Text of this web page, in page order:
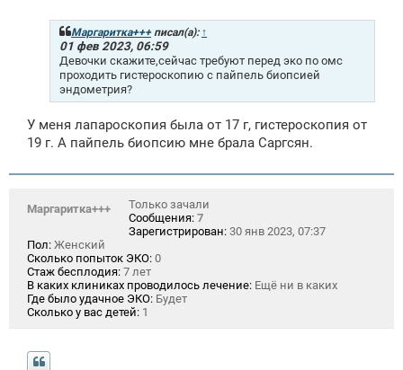
Маргаритка+++писал(а): ↑
01 фев 2023, 06:59
Девочки скажите,сейчас требуют перед эко по омс
проходить гистероскопию с пайпель биопсией
эндометрия?
У меня лапароскопия была от 17 г, гистероскопия от
19 г. А пайпель биопсию мне брала Саргсян.
Маргаритка+++
Только зачали
Сообщения: 7
Зарегистрирован: 30 янв 2023, 07:37
Пол: Женский
Сколько попыток ЭКО: 0
Стаж бесплодия: 7 лет
В каких клиниках проводилось лечение: Ещё ни в каких
Где было удачное ЭКО: Будет
Сколько у вас детей: 1